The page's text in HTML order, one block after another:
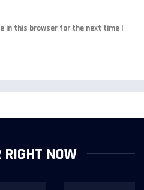
in this browser for the next time I
RIGHT NOW